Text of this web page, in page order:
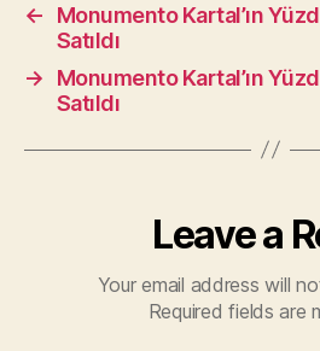
←
Monumento Kartal’ın
Satıldı
→
Monumento Kartal’ın
Satıldı
Leave a
Your email address will
Required fields are